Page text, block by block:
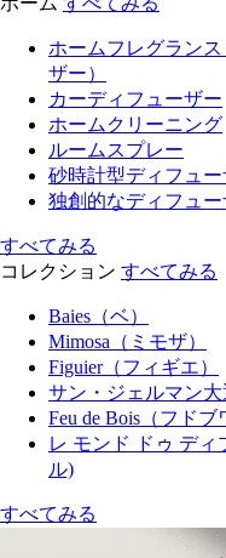
ホームフレグラン
ザー）
カーディフューザー
ホームクリーニング
ルームスプレー
砂時計型ディフュー
独創的なディフュー
すべてみる
コレクション すべてみる
Baies（ベ）
Mimosa（ミモザ）
Figuier（フィギエ）
サン・ジェルマン
Feu de Bois（フドブ
レ モンド ドゥ デ
ル)
すべてみる